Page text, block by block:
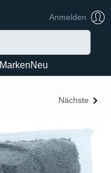
Anmelden
MarkenNeu
Nächste